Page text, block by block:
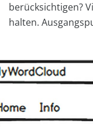
berücksichtigen?
halten.